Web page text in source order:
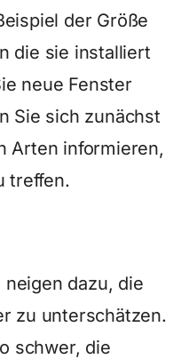
der Größe
die sie installiert
neue Fenster
Sie sich zunächst
Arten informieren,
treffen.
dazu, die
zu unterschätzen.
schwer, die